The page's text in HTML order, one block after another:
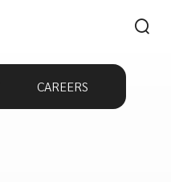
CAREERS